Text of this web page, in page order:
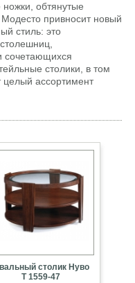
обтянутые
Модесто привносит новый
стиль: это
сочетающихся
столики, в том
ассортимент
столик Нуво
Т 1559-47